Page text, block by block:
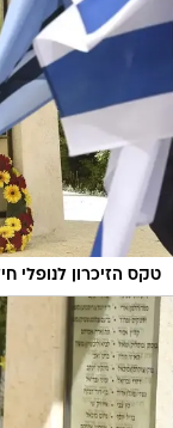
טקס הזיכרון לנופלי